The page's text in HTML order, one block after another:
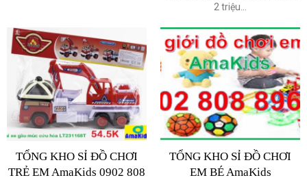
2 triệu...
TỔNG KHO SỈ ĐỒ CHƠI
TRẺ EM AmaKids 0902 808
TỔNG KHO SỈ ĐỒ CHƠI
EM BÉ AmaKids